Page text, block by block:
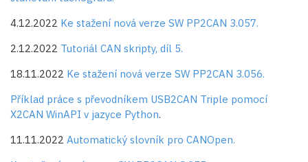
4.12.2022 Ke stažení nová verze SW PP2CAN 3.057.
2.12.2022 Tutoriál CAN skripty, díl 5.
18.11.2022 Ke stažení nová verze SW PP2CAN 3.056.
Příklad práce s převodníkem USB2CAN Triple pomocí
X2CAN WinAPI v jazyce Python.
11.11.2022 Automatický slovník pro CANOpen.